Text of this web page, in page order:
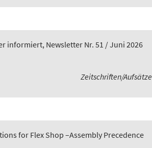
informiert, Newsletter Nr. 51 / Juni 2026
Zeitschriften/Aufsätze
for Flex Shop –Assembly Precedence